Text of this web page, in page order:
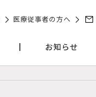
医療従事者の方へ
お知らせ